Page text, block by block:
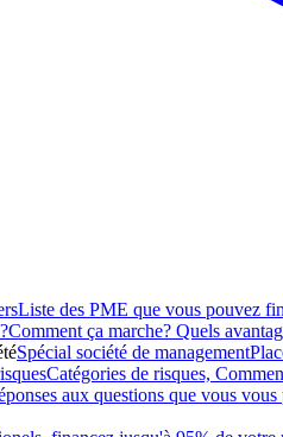
Liste des PME que vous pouvez
Comment ça marche? Quels
Spécial société de management
Catégories de risques,
aux questions que vous